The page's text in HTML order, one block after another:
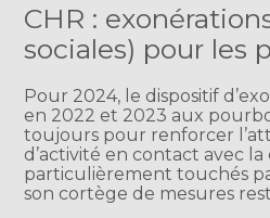
CHR :
sociales) pour les
Pour 2024, le dispositif
en 2022 et 2023 aux
toujours pour renforcer
d’activité en contact avec
particulièrement touchés
son cortège de mesures